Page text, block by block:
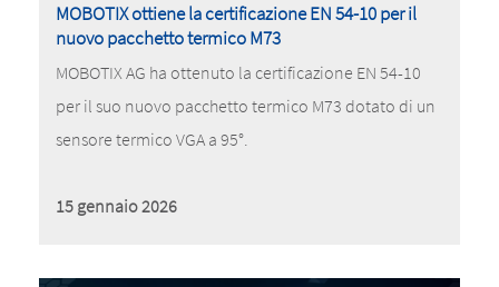
MOBOTIX ottiene la certificazione EN 54-10 per il
nuovo pacchetto termico M73
MOBOTIX AG ha ottenuto la certificazione EN 54-10
per il suo nuovo pacchetto termico M73 dotato di un
sensore termico VGA a 95°.
15 gennaio 2026